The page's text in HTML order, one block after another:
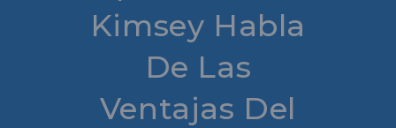
Kimsey Habla
De Las
Ventajas Del